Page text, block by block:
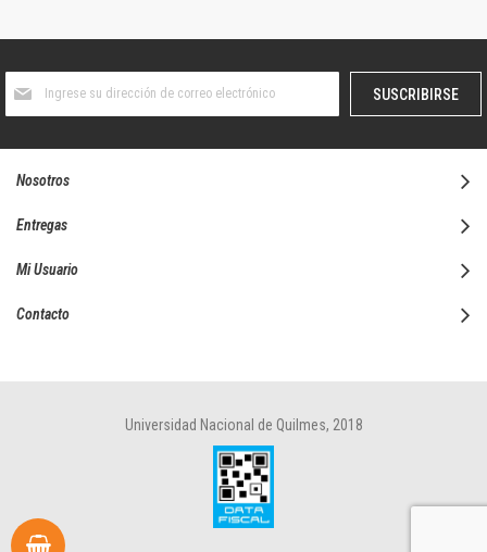
boletín
SUSCRIBIRSE
Nosotros
Entregas
Mi Usuario
Contacto
Universidad Nacional de Quilmes, 2018